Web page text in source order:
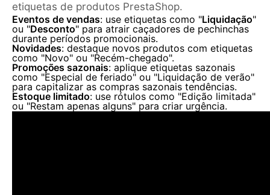
etiquetas de produtos PrestaShop.
Eventos de vendas: use etiquetas como "Liquidação"
ou "Desconto" para atrair caçadores de pechinchas
durante períodos promocionais.
Novidades: destaque novos produtos com etiquetas
como "Novo" ou "Recém-chegado".
Promoções sazonais: aplique etiquetas sazonais
como "Especial de feriado" ou "Liquidação de verão"
para capitalizar as compras sazonais tendências.
Estoque limitado: use rótulos como "Edição limitada"
ou "Restam apenas alguns" para criar urgência.